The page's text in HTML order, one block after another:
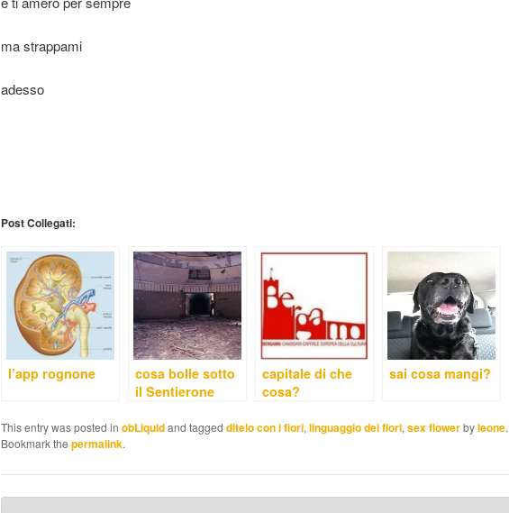
ma strappami
adesso
Post Collegati:
l’app rognone
cosa bolle sotto
il Sentierone
capitale di che
cosa?
sai cosa mangi?
This entry was posted in obLiquidand tagged ditelo con i fiori,linguaggio dei fiori,sex flowerbyleone.
Bookmark the permalink.